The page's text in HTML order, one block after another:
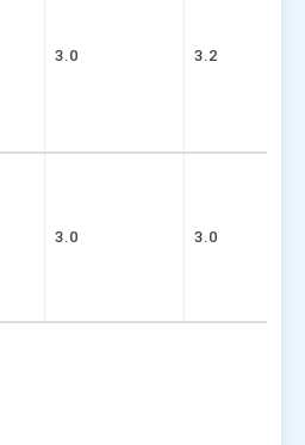
3.0 3.2
3.0 3.0